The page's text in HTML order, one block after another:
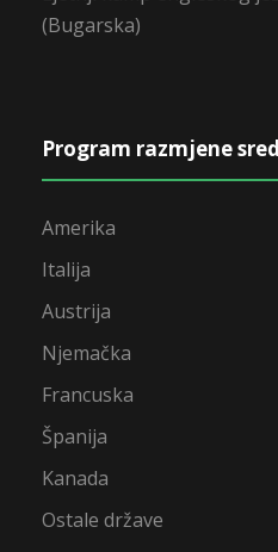
(Bugarska)
Program razmjene
Amerika
Italija
Austrija
Njemačka
Francuska
Španija
Kanada
Ostale države